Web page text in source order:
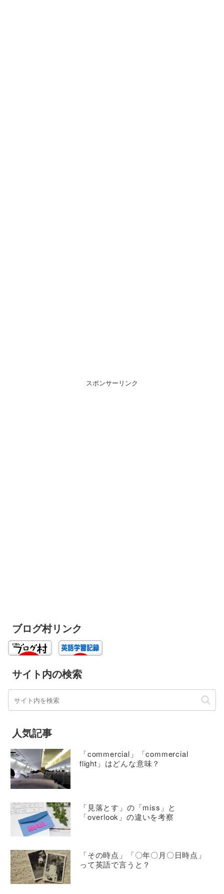
スポンサーリンク
ブログ村リンク
サイト内の検索
人気記事
「commercial」「commercial
flight」はどんな意味？
「見落とす」の「miss」と
「overlook」の違いを考察
「その時点」「〇年〇月〇日時点」
って英語で言うと？